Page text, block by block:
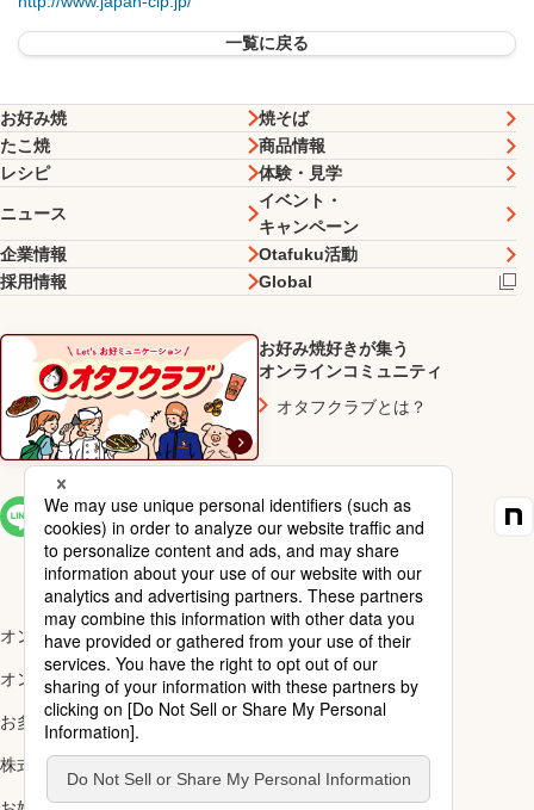
一覧に戻る
お好み焼
焼そば
たこ焼
商品情報
レシピ
体験・見学
ニュース
イベント・
キャンペーン
企業情報
Otafuku活動
採用情報
Global
お好み焼好きが集う
オンラインコミュニティ
オタフクラブとは？
SNS一覧
オンラインショップ楽天市場店
オンラインショップYahoo!店
お多福醸造株式会社
株式会社ナカガワ